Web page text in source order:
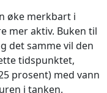
øke merkbart i
mer aktiv. Buken til
det samme vil den
tidspunktet,
prosent) med vann
i tanken.